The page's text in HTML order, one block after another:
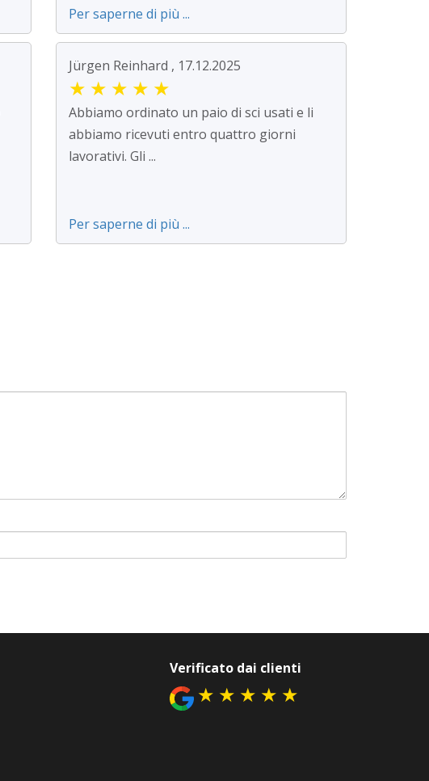
Per saperne di più ...
Jürgen Reinhard , 17.12.2025
★ ★ ★ ★ ★
Abbiamo ordinato un paio di sci usati e li
abbiamo ricevuti entro quattro giorni
lavorativi. Gli ...
Per saperne di più ...
Verificato dai clienti
★ ★ ★ ★ ★